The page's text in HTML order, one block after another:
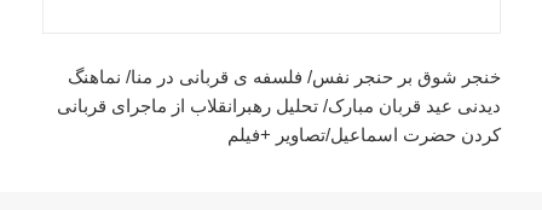
خنجر شوق بر حنجر نفس/ فلسفه ی قربانی در منا/ نماهنگ
دیدنی عید قربان مبارک/ تحلیل رهبرانقلاب از ماجرای قربانی
کردن حضرت اسماعیل/تصاویر +فیلم